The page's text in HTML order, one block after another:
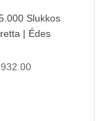
Slukkos
| Édes